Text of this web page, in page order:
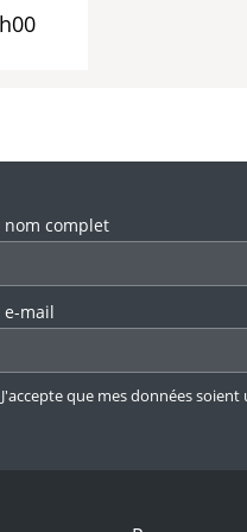
laisser ce champ vide.
nom complet
e-mail
J'accepte que mes données